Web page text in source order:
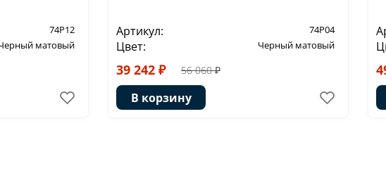
74P12
матовый
Артикул: 74P04
Цвет: Черный матовый
39 242 ₽ 56 060 ₽
В корзину